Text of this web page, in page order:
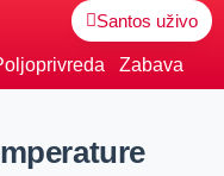
Santos uživo
Zabava